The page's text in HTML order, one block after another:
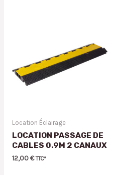
Location Éclairage
LOCATION PASSAGE DE
CABLES 0.9M 2 CANAUX
12,00€ TTC*